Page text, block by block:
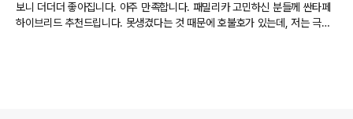
보니 더더더 좋아집니다. 아주 만족합니다. 패밀리카 고민하신 분들께 싼타페
하이브리드 추천드립니다. 못생겼다는 것 때문에 호불호가 있는데, 저는 극호